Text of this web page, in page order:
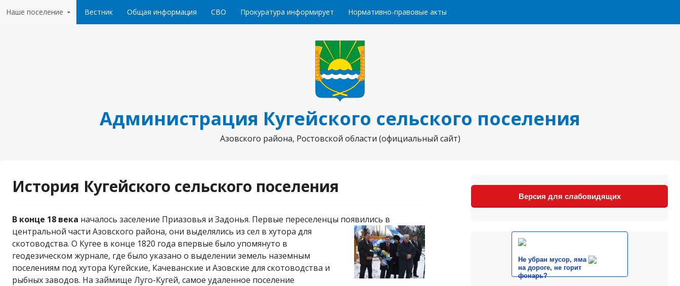
Наше поселение Вестник Общая информация СВО Прокуратура информирует Нормативно-правовые акты
Администрация Кугейского сельского поселения
Азовского района, Ростовской области (официальный сайт)
История Кугейского сельского поселения
В конце 18 века началось заселение Приазовья и Задонья. Первые переселенцы появились в
центральной части Азовского района, они выделялись из сел в хутора для
скотоводства. О Кугее в конце 1820 года впервые было упомянуто в
геодезическом журнале, где было указано о выделении земель наземным
поселениям под хутора Кугейские, Качеванские и Азовские для скотоводства и
рыбных заводов. На займище Луго-Кугей, самое удаленное поселение
Версия для слабовидящих
Не убран мусор, яма
на дороге, не горит
фонарь?